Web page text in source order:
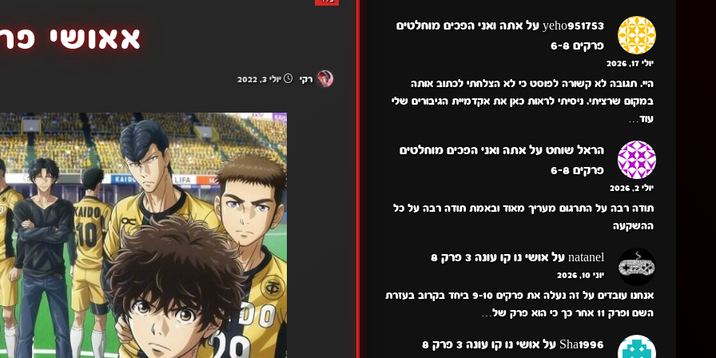
אאושי פרק
רקי יולי 3, 2022
yeho951753 עלאתה ואני הפכים מוחלטים
פרקים 6-8
יולי 17, 2026
היי. תגובה לא קשורה לפוסט כי לא הצלחתי לכתוב אותה
במקום שרציתי. ניסיתי לראות כאן את אקדמיית הגיבורים שלי
עוד…
הראל שוחט עלאתה ואני הפכים מוחלטים
פרקים 6-8
יולי 2, 2026
תודה רבה על התרגום מעריך מאוד ובאמת תודה רבה על כל
ההשקעה
natanel עלאושי נו קו עונה 3 פרק 8
יוני 10, 2026
אנחנו עובדים על זה נעלה את פרקים 9-10 ביחד בקרוב בעזרת
השם ופרק 11 אחר כך כי הוא פרק של…
Sha1996 עלאושי נו קו עונה 3 פרק 8